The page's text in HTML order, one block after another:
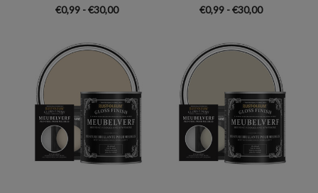
€0,99 - €30,00
€0,99 - €30,00